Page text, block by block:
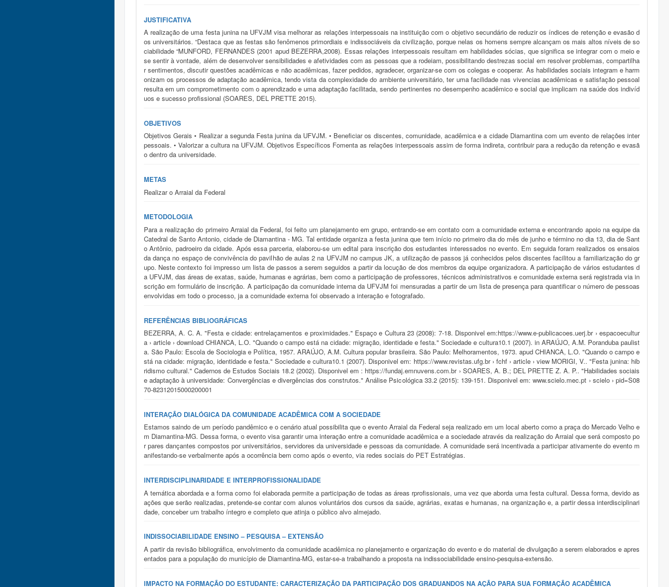
JUSTIFICATIVA
A realização de uma festa junina na UFVJM visa melhorar as relações interpessoais na instituição com o objetivo secundário de reduzir os índices de retenção e evasão d
os universitários. “Destaca que as festas são fenômenos primordiais e indissociáveis da civilização, porque nelas os homens sempre alcançam os mais altos níveis de so
ciabilidade “MUNFORD, FERNANDES (2001 apud BEZERRA,2008). Essas relações interpessoais resultam em habilidades sócias, que significa se integrar com o meio e
se sentir à vontade, além de desenvolver sensibilidades e afetividades com as pessoas que a rodeiam, possibilitando destrezas social em resolver problemas, compartilha
r sentimentos, discutir questões acadêmicas e não acadêmicas, fazer pedidos, agradecer, organizar-se com os colegas e cooperar. As habilidades sociais integram e harm
onizam os processos de adaptação acadêmica, tendo vista da complexidade do ambiente universitário, ter uma facilidade nas vivencias acadêmicas e satisfação pessoal
resulta em um comprometimento com o aprendizado e uma adaptação facilitada, sendo pertinentes no desempenho acadêmico e social que implicam na saúde dos indivíd
uos e sucesso profissional (SOARES, DEL PRETTE 2015).
OBJETIVOS
Objetivos Gerais • Realizar a segunda Festa junina da UFVJM. • Beneficiar os discentes, comunidade, acadêmica e a cidade Diamantina com um evento de relações inter
pessoais. • Valorizar a cultura na UFVJM. Objetivos Específicos Fomenta as relações interpessoais assim de forma indireta, contribuir para a redução da retenção e evasã
o dentro da universidade.
METAS
Realizar o Arraial da Federal
METODOLOGIA
Para a realização do primeiro Arraial da Federal, foi feito um planejamento em grupo, entrando-se em contato com a comunidade externa e encontrando apoio na equipe da
Catedral de Santo Antonio, cidade de Diamantina - MG. Tal entidade organiza a festa junina que tem início no primeiro dia do mês de junho e término no dia 13, dia de Sant
o Antônio, padroeiro da cidade. Após essa parceria, elaborou-se um edital para inscrição dos estudantes interessados no evento. Em seguida foram realizados os ensaios
da dança no espaço de convivência do pavilhão de aulas 2 na UFVJM no campus JK, a utilização de passos já conhecidos pelos discentes facilitou a familiarização do gr
upo. Neste contexto foi impresso um lista de passos a serem seguidos a partir da locução de dos membros da equipe organizadora. A participação de vários estudantes d
a UFVJM, das áreas de exatas, saúde, humanas e agrárias, bem como a participação de professores, técnicos administrativos e comunidade externa será registrada via in
scrição em formulário de inscrição. A participação da comunidade interna da UFVJM foi mensuradas a partir de um lista de presença para quantificar o número de pessoas
envolvidas em todo o processo, ja a comunidade externa foi observado a interação e fotografado.
REFERÊNCIAS BIBLIOGRÁFICAS
BEZERRA, A. C. A. "Festa e cidade: entrelaçamentos e proximidades." Espaço e Cultura 23 (2008): 7-18. Disponivel em:https://www.e-publicacoes.uerj.br › espacoecultur
a › article › download CHIANCA, L.O. "Quando o campo está na cidade: migração, identidade e festa." Sociedade e cultura10.1 (2007). in ARAÚJO, A.M. Poranduba paulist
a. São Paulo: Escola de Sociologia e Política, 1957. ARAÚJO, A.M. Cultura popular brasileira. São Paulo: Melhoramentos, 1973. apud CHIANCA, L.O. "Quando o campo e
stá na cidade: migração, identidade e festa." Sociedade e cultura10.1 (2007). Disponivel em: https://www.revistas.ufg.br › fchf › article › view MORIGI, V.. "Festa junina: hib
ridismo cultural." Cadernos de Estudos Sociais 18.2 (2002). Disponivel em : https://fundaj.emnuvens.com.br › SOARES, A. B.; DEL PRETTE Z. A. P.. "Habilidades sociais
e adaptação à universidade: Convergências e divergências dos construtos." Análise Psicológica 33.2 (2015): 139-151. Disponivel em: www.scielo.mec.pt › scielo › pid=S08
70-82312015000200001
INTERAÇÃO DIALÓGICA DA COMUNIDADE ACADÊMICA COM A SOCIEDADE
Estamos saindo de um período pandêmico e o cenário atual possibilita que o evento Arraial da Federal seja realizado em um local aberto como a praça do Mercado Velho e
m Diamantina-MG. Dessa forma, o evento visa garantir uma interação entre a comunidade acadêmica e a sociedade através da realização do Arraial que será composto po
r pares dançantes compostos por universitários, servidores da universidade e pessoas da comunidade. A comunidade será incentivada a participar ativamente do evento m
anifestando-se verbalmente após a ocorrência bem como após o evento, via redes sociais do PET Estratégias.
INTERDISCIPLINARIDADE E INTERPROFISSIONALIDADE
A temática abordada e a forma como foi elaborada permite a participação de todas as áreas rprofissionais, uma vez que aborda uma festa cultural. Dessa forma, devido as
ações que serão realizadas, pretende-se contar com alunos voluntários dos cursos da saúde, agrárias, exatas e humanas, na organização e, a partir dessa interdisciplinari
dade, conceber um trabalho íntegro e completo que atinja o público alvo almejado.
INDISSOCIABILIDADE ENSINO – PESQUISA – EXTENSÃO
A partir da revisão bibliográfica, envolvimento da comunidade acadêmica no planejamento e organização do evento e do material de divulgação a serem elaborados e apres
entados para a população do município de Diamantina-MG, estar-se-a trabalhando a proposta na indissociabilidade ensino-pesquisa-extensão.
IMPACTO NA FORMAÇÃO DO ESTUDANTE: CARACTERIZAÇÃO DA PARTICIPAÇÃO DOS GRADUANDOS NA AÇÃO PARA SUA FORMAÇÃO ACADÊMICA